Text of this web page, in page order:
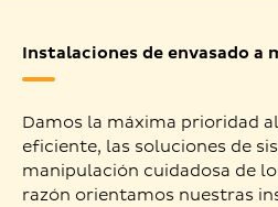
Instalaciones de envasado a
Damos la máxima prioridad
eficiente, las soluciones de
manipulación cuidadosa de
razón orientamos nuestras